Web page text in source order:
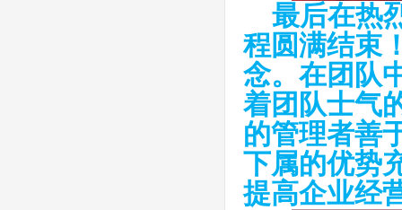
最后在热
程圆满结束
念。在团队
着团队士气
的管理者善
下属的优势
提高企业经